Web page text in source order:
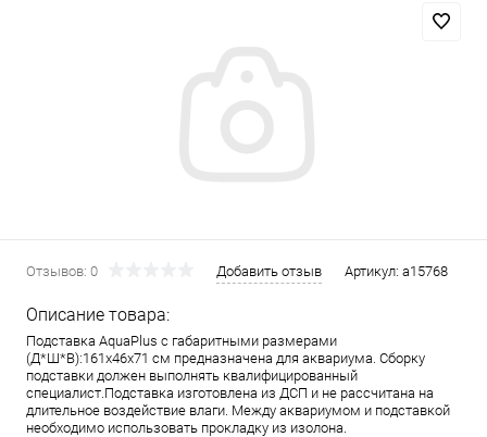
Отзывов: 0 Добавить отзыв Артикул: a15768
Описание товара:
Подставка AquaPlus с габаритными размерами
(Д*Ш*В):161x46x71 см предназначена для аквариума. Сборку
подставки должен выполнять квалифицированный
специалист.Подставка изготовлена из ДСП и не рассчитана на
длительное воздействие влаги. Между аквариумом и подставкой
необходимо использовать прокладку из изолона.